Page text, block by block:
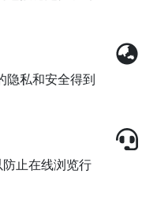
隐私和安全得到
止在线浏览行